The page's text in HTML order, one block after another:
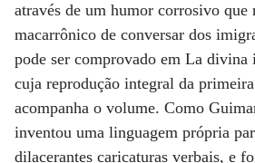
através de um humor corrosivo
macarrônico de conversar dos
pode ser comprovado em La divina
cuja reprodução integral da
acompanha o volume. Como
inventou uma linguagem própria
dilacerantes caricaturas verbais, e